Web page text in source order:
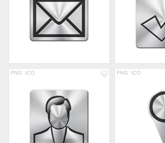
PNG ICO PNG ICO